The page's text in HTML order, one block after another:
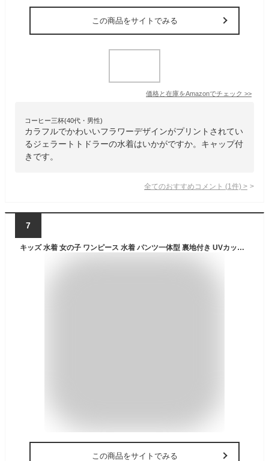
この商品をサイトでみる
価格と在庫をAmazonでチェック >>
コーヒー三杯(40代・男性)
カラフルでかわいいフラワーデザインがプリントされてい
るジェラートトドラーの水着はいかがですか。キャップ付
きです。
全てのおすすめコメント (1 件) >
7
キッズ 水着 女の子 ワンピース 水着 パンツ一体型 裏地付き UVカット UPF50+ 子供水着 スイムウェア 女児水着 ガールズ フリル リボン レース イチゴ ユニコーン イルカ 総柄 かわいい 可愛い プール スイミング スクール 水遊び 100 110 120 130 4歳 5歳 6歳 7歳 8歳 9歳
この商品をサイトでみる